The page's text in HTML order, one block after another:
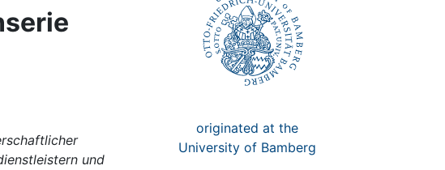
und
originated at the
University of Bamberg